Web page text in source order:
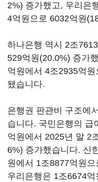
2%) 증가했고, 우리은
4억원으로 6032억원
하나은행 역시 2조
529억원(20.0%) 증가
억원에서 4조2935억
됐습니다.
은행권 판관비 구조에
습니다. 국민은행의 급
억원에서 2025년 말 2
6%) 증가했습니다. 신
원에서 1조8877억원
우리은행은 1조6674